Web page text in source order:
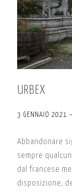
URBEX
3 GENNAIO 2021
Abbandonare
sempre
dal francese
disposizione,